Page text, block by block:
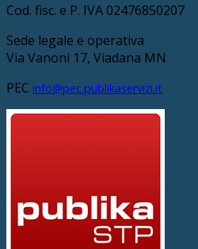
Cod. fisc. e P. IVA 02476850207
Sede legale e operativa
Via Vanoni 17, Viadana MN
PEC info@pec.publikaservizi.it